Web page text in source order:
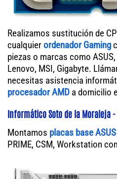
Realizamos sustitución de
cualquierordenador Gaming
piezas o marcas como
Lenovo, MSI, Gigabyte.
necesitas asistencia
procesador AMD a domicilio
Informático Soto de la Moraleja -
Montamos placas base ASUS
PRIME, CSM, Workstation